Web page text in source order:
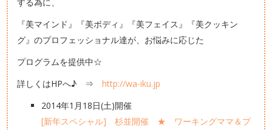
『美マインド』『美ボディ』『美フェイス』『美クッキン
グ』のプロフェッショナル達が、お悩みに応じた
プログラムを提供中☆
詳しくはHPへ♪ ⇒http://wa-iku.jp
2014年1月18日(土)開催
[新年スペシャル] 杉並開催 ★ ワーキングママ＆プ